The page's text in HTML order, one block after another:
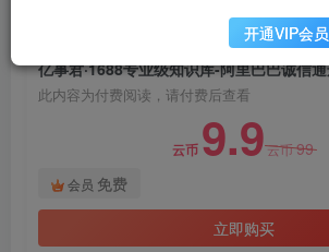
此内容为付费阅读，请付费后查看
云币 9.9云币99
会员 免费
立即购买
开通VIP会员